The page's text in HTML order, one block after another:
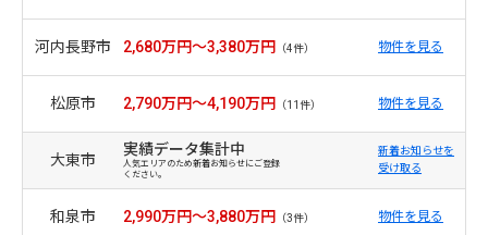
河内長野市 2,680万円～3,380万円 （4件） 物件を見る
松原市 2,790万円～4,190万円 （11件） 物件を見る
大東市
実績データ集計中
人気エリアのため新着お知らせにご登録
ください。
新着お知らせを
受け取る
和泉市 2,990万円～3,880万円 （3件） 物件を見る